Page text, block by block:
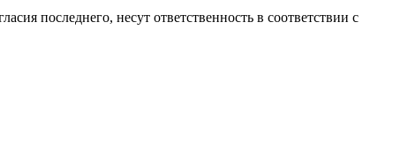
последнего, несут ответственность в соответствии с